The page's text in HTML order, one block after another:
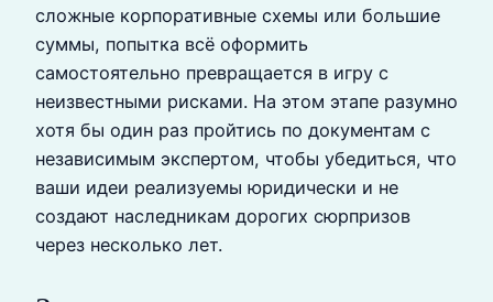
сложные корпоративные схемы или большие
суммы, попытка всё оформить
самостоятельно превращается в игру с
неизвестными рисками. На этом этапе разумно
хотя бы один раз пройтись по документам с
независимым экспертом, чтобы убедиться, что
ваши идеи реализуемы юридически и не
создают наследникам дорогих сюрпризов
через несколько лет.